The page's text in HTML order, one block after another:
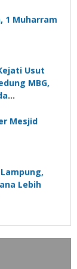
1 Muharram
Usut
MBG,
Mesjid
Lebih